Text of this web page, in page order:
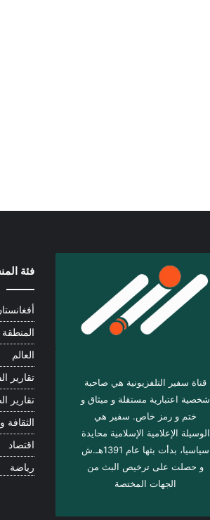
قناة سفير التلفزيونية هي صاحبة
شخصية اعتبارية مستقلة و ميثاق و
ختم و رمز خاص. سفیر هي
الوسيلة الإعلامية الإسلامية محايدة
سياسيا، بدأت بثها عام 1391هـ.ش
و حصلت على ترخيص البث من
الجهات المختصة
فئة
المنطقة
العالم
تقارير
تقارير
الثقافة
اقتصاد
رياضة